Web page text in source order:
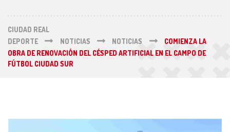
CIUDAD REAL
DEPORTE
NOTICIAS NOTICIAS
COMIENZA LA
OBRA DE RENOVACIÓN DEL CÉSPED ARTIFICIAL EN EL CAMPO DE
FÚTBOL CIUDAD SUR